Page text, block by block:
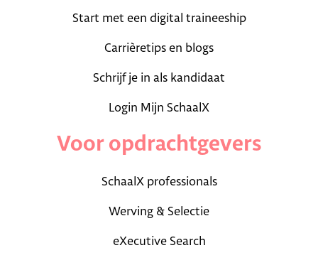
Start met een digital traineeship
Carrièretips en blogs
Schrijf je in als kandidaat
Login Mijn SchaalX
Voor opdrachtgevers
SchaalX professionals
Werving & Selectie
eXecutive Search